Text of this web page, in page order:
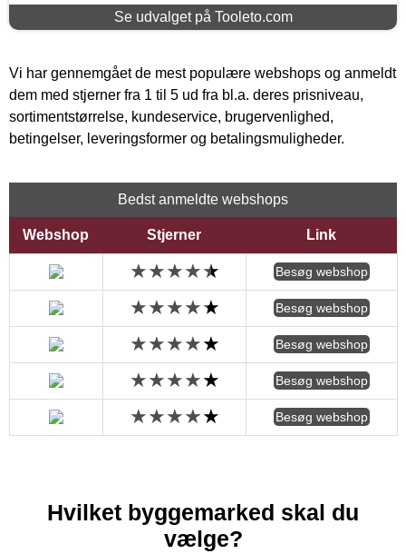
Se udvalget på Tooleto.com
Vi har gennemgået de mest populære webshops og anmeldt
dem med stjerner fra 1 til 5 ud fra bl.a. deres prisniveau,
sortimentstørrelse, kundeservice, brugervenlighed,
betingelser, leveringsformer og betalingsmuligheder.
Bedst anmeldte webshops
Webshop Stjerner Link
Besøg webshop
Besøg webshop
Besøg webshop
Besøg webshop
Besøg webshop
Hvilket byggemarked skal du
vælge?